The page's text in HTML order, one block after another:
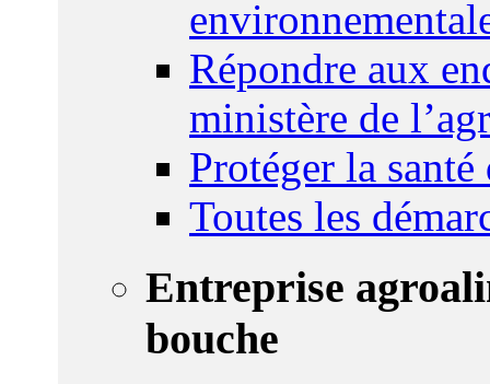
Répondre aux
ministère de
Protéger la
Toutes les
Entreprise
bouche